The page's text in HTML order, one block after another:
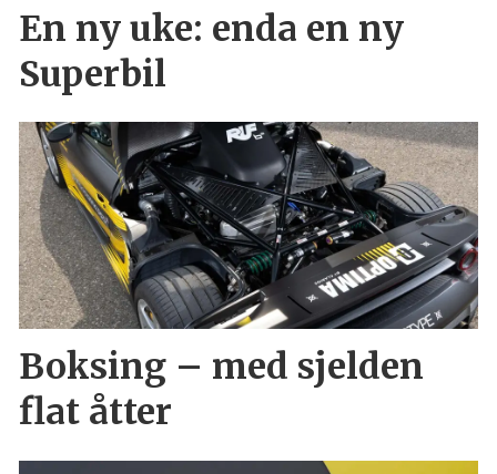
En ny uke: enda en ny
Superbil
Boksing – med sjelden
flat åtter